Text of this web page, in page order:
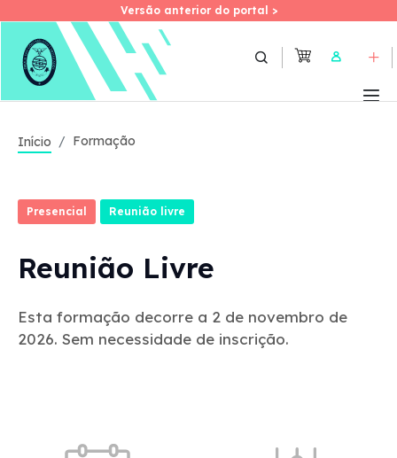
Skip
Versão anterior do portal >
Versão anterior do portal >
User
Início Formação
Presencial Reunião livre
Reunião Livre
Esta formação decorre a 2 de novembro de
2026. Sem necessidade de inscrição.